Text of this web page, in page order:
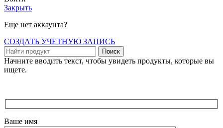
Закрыть
Еще нет аккаунта?
СОЗДАТЬ УЧЕТНУЮ ЗАПИСЬ
Поиск
Начните вводить текст, чтобы увидеть продукты, которые вы
ищете.
Ваше имя